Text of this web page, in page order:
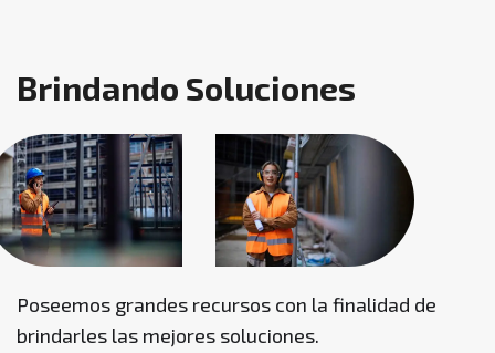
Brindando Soluciones
Poseemos grandes recursos con la finalidad de
brindarles las mejores soluciones.